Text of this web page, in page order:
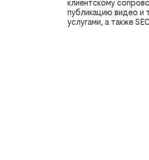
клиентскому
публикацию видео и
услугами, а также